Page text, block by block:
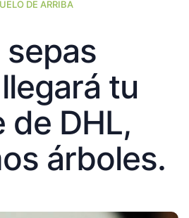
DE ARRIBA
tu
de DHL,
árboles.